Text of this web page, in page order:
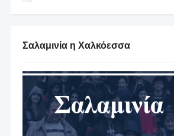
Σαλαμινία η Χαλκόεσσα